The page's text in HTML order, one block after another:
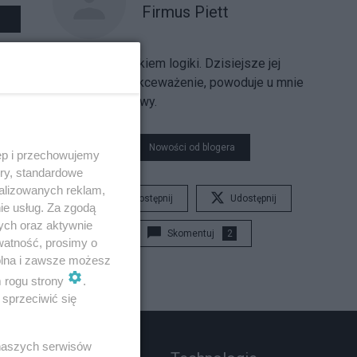
Firmus Piett
Jestem miłośnikiem logiki. Dzisiejsze jej
powszechne lekceważenie, powoduje u mnie
wyraźny ból głowy.
Nowości od blogera
Udostępnij Udostępnij
Skomentuj 2
i przechowujemy
standardowe
reklam,
usług. Za zgodą
oraz aktywnie
prosimy o
i zawsze możesz
rogu strony
.
się
serwisów